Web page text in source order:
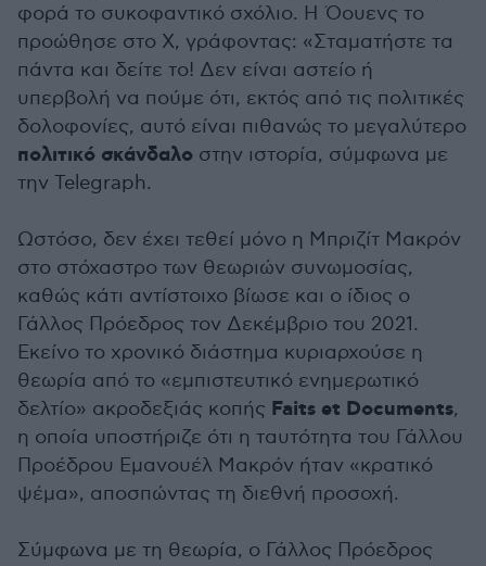
φορά το συκοφαντικό σχόλιο. Η Όουενς το
προώθησε στο X, γράφοντας: «Σταματήστε τα
πάντα και δείτε το! Δεν είναι αστείο ή
υπερβολή να πούμε ότι, εκτός από τις πολιτικές
δολοφονίες, αυτό είναι πιθανώς το μεγαλύτερο
πολιτικό σκάνδαλο στην ιστορία, σύμφωνα με
την Telegraph.
Ωστόσο, δεν έχει τεθεί μόνο η Μπριζίτ Μακρόν
στο στόχαστρο των θεωριών συνωμοσίας,
καθώς κάτι αντίστοιχο βίωσε και ο ίδιος ο
Γάλλος Πρόεδρος τον Δεκέμβριο του 2021.
Εκείνο το χρονικό διάστημα κυριαρχούσε η
θεωρία από το «εμπιστευτικό ενημερωτικό
δελτίο» ακροδεξιάς κοπής Faits et Documents,
η οποία υποστήριζε ότι η ταυτότητα του Γάλλου
Προέδρου Εμανουέλ Μακρόν ήταν «κρατικό
ψέμα», αποσπώντας τη διεθνή προσοχή.
Σύμφωνα με τη θεωρία, ο Γάλλος Πρόεδρος